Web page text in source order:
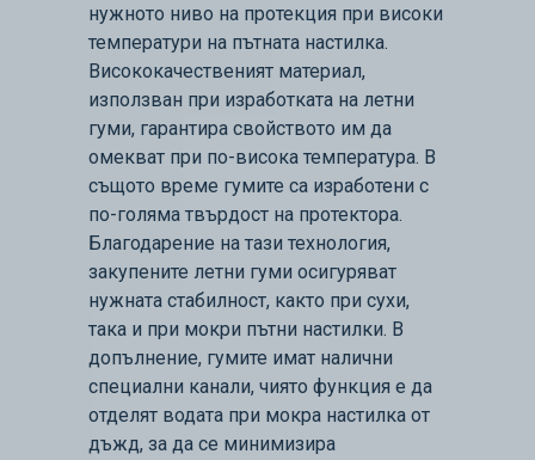
нужното ниво на протекция при високи
температури на пътната настилка.
Висококачественият материал,
използван при изработката на летни
гуми, гарантира свойството им да
омекват при по-висока температура. В
същото време гумите са изработени с
по-голяма твърдост на протектора.
Благодарение на тази технология,
закупените летни гуми осигуряват
нужната стабилност, както при сухи,
така и при мокри пътни настилки. В
допълнение, гумите имат налични
специални канали, чиято функция е да
отделят водата при мокра настилка от
дъжд, за да се минимизира